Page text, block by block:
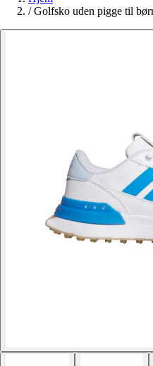
/ Golfsko uden pigge til